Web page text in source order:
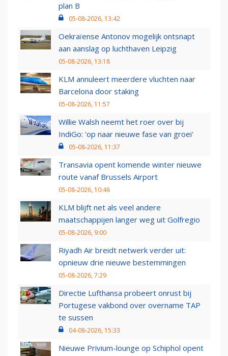
plan B
05-08-2026, 13:42
Oekraïense Antonov mogelijk ontsnapt
aan aanslag op luchthaven Leipzig
05-08-2026, 13:18
KLM annuleert meerdere vluchten naar
Barcelona door staking
05-08-2026, 11:57
Willie Walsh neemt het roer over bij
IndiGo: 'op naar nieuwe fase van groei'
05-08-2026, 11:37
Transavia opent komende winter nieuwe
route vanaf Brussels Airport
05-08-2026, 10:46
KLM blijft net als veel andere
maatschappijen langer weg uit Golfregio
05-08-2026, 9:00
Riyadh Air breidt netwerk verder uit:
opnieuw drie nieuwe bestemmingen
05-08-2026, 7:29
Directie Lufthansa probeert onrust bij
Portugese vakbond over overname TAP
te sussen
04-08-2026, 15:33
Nieuwe Privium-lounge op Schiphol opent